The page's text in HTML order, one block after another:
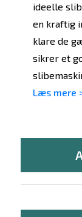
ideelle
en kraftig
klare de
sikrer et
Læs mere